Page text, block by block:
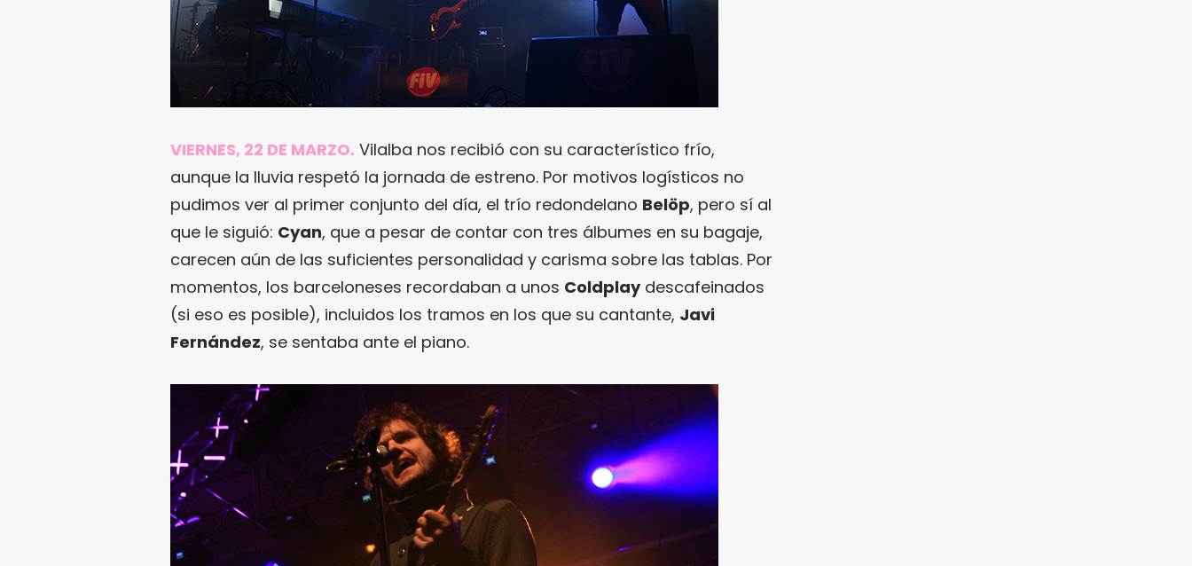
VIERNES, 22 DE MARZO. Vilalba nos recibió con su característico frío,
aunque la lluvia respetó la jornada de estreno. Por motivos logísticos no
pudimos ver al primer conjunto del día, el trío redondelano Belöp, pero sí al
que le siguió: Cyan, que a pesar de contar con tres álbumes en su bagaje,
carecen aún de las suficientes personalidad y carisma sobre las tablas. Por
momentos, los barceloneses recordaban a unos Coldplaydescafeinados
(si eso es posible), incluidos los tramos en los que su cantante, Javi
Fernández, se sentaba ante el piano.